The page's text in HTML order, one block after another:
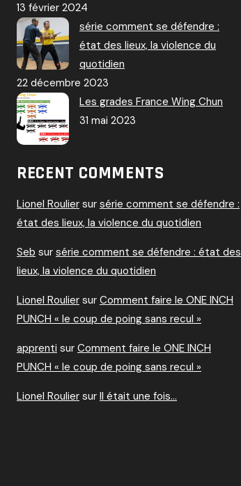
13 février 2024
série comment se défendre :
état des lieux, la violence du
quotidien
22 décembre 2023
Les grades France Wing Chun
31 mai 2023
RECENT COMMENTS
Lionel Roulier sur série comment se défendre :
état des lieux, la violence du quotidien
Seb sur série comment se défendre : état des
lieux, la violence du quotidien
Lionel Roulier sur Comment faire le ONE INCH
PUNCH « le coup de poing sans recul »
apprenti sur Comment faire le ONE INCH
PUNCH « le coup de poing sans recul »
Lionel Roulier sur Il était une fois…